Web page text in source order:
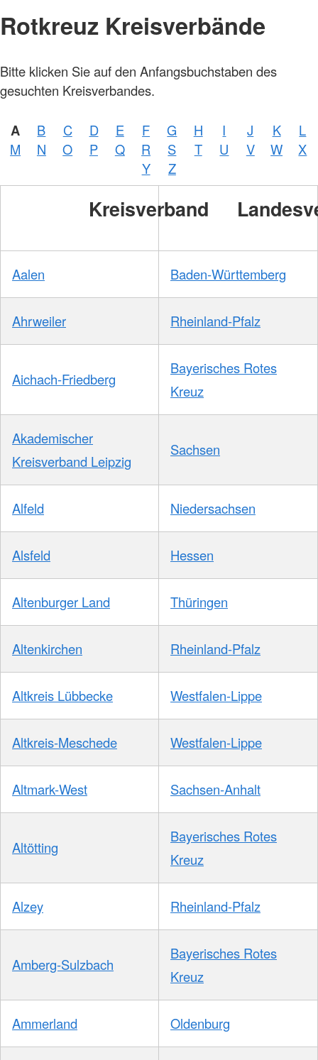
Rotkreuz Kreisverbände
Bitte klicken Sie auf den Anfangsbuchstaben des
gesuchten Kreisverbandes.
A B C D E F G H I J K
L
M
N O P Q R S T U V W
X
Y
Z
Kreisverband
Aalen Baden-Württemberg
Ahrweiler Rheinland-Pfalz
Aichach-Friedberg
Bayerisches Rotes
Kreuz
Akademischer
Kreisverband Leipzig
Sachsen
Alfeld Niedersachsen
Alsfeld Hessen
Altenburger Land Thüringen
Altenkirchen Rheinland-Pfalz
Altkreis Lübbecke Westfalen-Lippe
Altkreis-Meschede Westfalen-Lippe
Altmark-West Sachsen-Anhalt
Altötting
Bayerisches Rotes
Kreuz
Alzey Rheinland-Pfalz
Amberg-Sulzbach
Bayerisches Rotes
Kreuz
Ammerland Oldenburg